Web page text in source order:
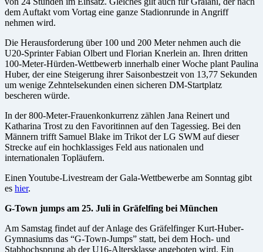
dem Auftakt vom Vortag eine ganze Stadionrunde in Angriff
nehmen wird.
Die Herausforderung über 100 und 200 Meter nehmen auch die
U20-Sprinter Fabian Olbert und Florian Knerlein an. Ihren dritten
100-Meter-Hürden-Wettbewerb innerhalb einer Woche plant Paulina
Huber, der eine Steigerung ihrer Saisonbestzeit von 13,77 Sekunden
um wenige Zehntelsekunden einen sicheren DM-Startplatz
bescheren würde.
In der 800-Meter-Frauenkonkurrenz zählen Jana Reinert und
Katharina Trost zu den Favoritinnen auf den Tagessieg. Bei den
Männern trifft Samuel Blake im Trikot der LG SWM auf dieser
Strecke auf ein hochklassiges Feld aus nationalen und
internationalen Topläufern.
Einen Youtube-Livestream der Gala-Wettbewerbe am Sonntag gibt
es hier.
G-Town jumps am 25. Juli in Gräfelfing bei München
Am Samstag findet auf der Anlage des Gräfelfinger Kurt-Huber-
Gymnasiums das “G-Town-Jumps” statt, bei dem Hoch- und
Stabhochsprung ab der U16-Altersklasse angeboten wird. Ein